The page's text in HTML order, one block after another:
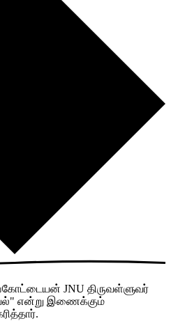
JNU திருவள்ளுவர்
என்று இணைக்கும்